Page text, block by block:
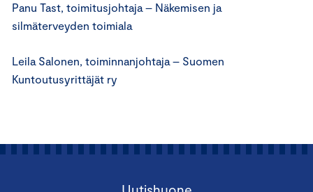
Panu Tast, toimitusjohtaja – Näkemisen ja
silmäterveyden toimiala
Leila Salonen, toiminnanjohtaja – Suomen
Kuntoutusyrittäjät ry